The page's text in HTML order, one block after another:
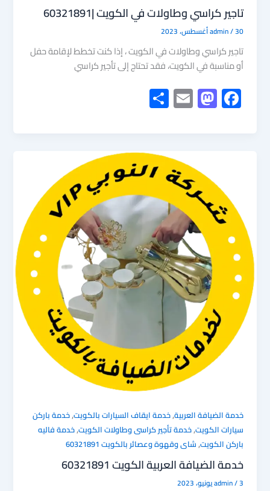
تاجير كراسي وطاولات في الكويت |60321891
admin/30 أغسطس، 2023
تاجير كراسي وطاولات في الكويت ، إذا كنت تخطط لإقامة حفل
أو مناسبة في الكويت، فقد تحتاج إلى تأجير كراسي
F
ac
o
ok
M
as
d
o
n
E
m
e
خدمة الضيافة العربية,خدمة ايقاف السيارات بالكويت,خدمة باركن
سيارات الكويت,خدمة تأجير كراسى وطاولات الكويت,خدمة فاليه
باركن الكويت,شاى وقهوة وعصائر بالكويت 60321891
خدمة الضيافة العربية الكويت 60321891
admin/3 يونيو، 2023